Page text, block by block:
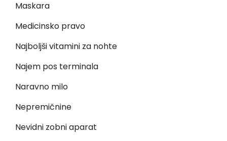
Maskara
Medicinsko pravo
Najboljši vitamini za nohte
Najem pos terminala
Naravno milo
Nepremičnine
Nevidni zobni aparat